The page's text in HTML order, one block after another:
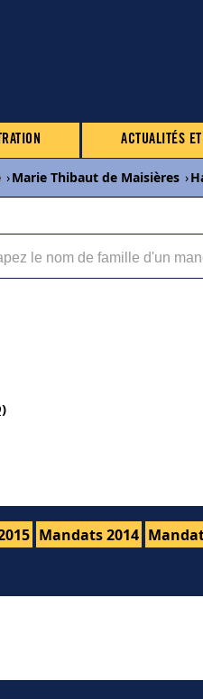
ACTUALITÉS
›Marie Thibaut de Maisières ›
Mandats 2014